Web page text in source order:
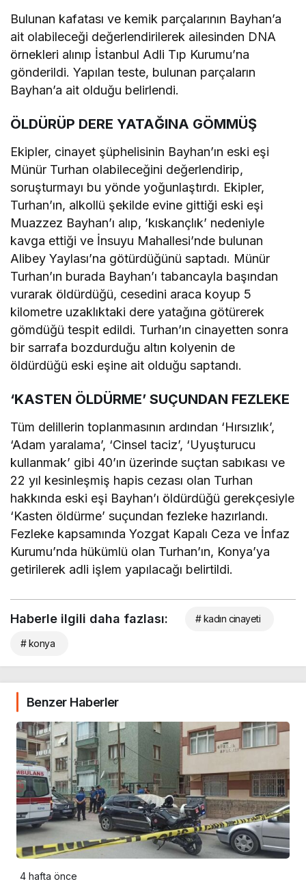
Bulunan kafatası ve kemik parçalarının Bayhan’a
ait olabileceği değerlendirilerek ailesinden DNA
örnekleri alınıp İstanbul Adli Tıp Kurumu’na
gönderildi. Yapılan teste, bulunan parçaların
Bayhan’a ait olduğu belirlendi.
ÖLDÜRÜP DERE YATAĞINA GÖMMÜŞ
Ekipler, cinayet şüphelisinin Bayhan’ın eski eşi
Münür Turhan olabileceğini değerlendirip,
soruşturmayı bu yönde yoğunlaştırdı. Ekipler,
Turhan’ın, alkollü şekilde evine gittiği eski eşi
Muazzez Bayhan’ı alıp, ’kıskançlık’ nedeniyle
kavga ettiği ve İnsuyu Mahallesi’nde bulunan
Alibey Yaylası’na götürdüğünü saptadı. Münür
Turhan’ın burada Bayhan’ı tabancayla başından
vurarak öldürdüğü, cesedini araca koyup 5
kilometre uzaklıktaki dere yatağına götürerek
gömdüğü tespit edildi. Turhan’ın cinayetten sonra
bir sarrafa bozdurduğu altın kolyenin de
öldürdüğü eski eşine ait olduğu saptandı.
‘KASTEN ÖLDÜRME’ SUÇUNDAN FEZLEKE
Tüm delillerin toplanmasının ardından ‘Hırsızlık’,
‘Adam yaralama’, ‘Cinsel taciz’, ‘Uyuşturucu
kullanmak’ gibi 40’ın üzerinde suçtan sabıkası ve
22 yıl kesinleşmiş hapis cezası olan Turhan
hakkında eski eşi Bayhan’ı öldürdüğü gerekçesiyle
‘Kasten öldürme’ suçundan fezleke hazırlandı.
Fezleke kapsamında Yozgat Kapalı Ceza ve İnfaz
Kurumu’nda hükümlü olan Turhan’ın, Konya’ya
getirilerek adli işlem yapılacağı belirtildi.
Haberle ilgili daha fazlası: # kadın cinayeti
# konya
Benzer Haberler
4 hafta önce